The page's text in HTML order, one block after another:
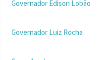
Governador Edison Lobão
Governador Luiz Rocha